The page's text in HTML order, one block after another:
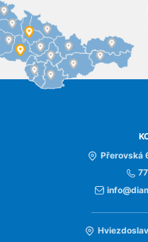
Přerovská